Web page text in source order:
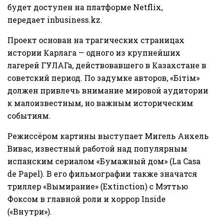
будет доступен на платформе Netflix,
передает inbusiness.kz.
Проект основан на трагических страницах
истории Карлага — одного из крупнейших
лагерей ГУЛАГа, действовавшего в Казахстане в
советский период. По задумке авторов, «Бітім»
должен привлечь внимание мировой аудитории
к малоизвестным, но важным историческим
событиям.
Режиссёром картины выступает Мигель Анхель
Вивас, известный работой над популярным
испанским сериалом «Бумажный дом» (La Casa
de Papel). В его фильмографии также значатся
триллер «Вымирание» (Extinction) с Мэттью
Фоксом в главной роли и хоррор Inside
(«Внутри»).